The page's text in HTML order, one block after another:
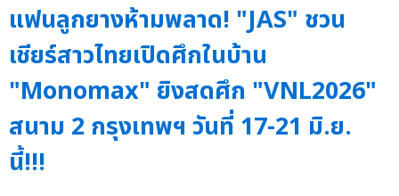
แฟนลูกยางห้ามพลาด! "JAS" ชวน
เชียร์สาวไทยเปิดศึกในบ้าน
"Monomax" ยิงสดศึก "VNL2026"
สนาม 2 กรุงเทพฯ วันที่ 17-21 มิ.ย.
นี้!!!